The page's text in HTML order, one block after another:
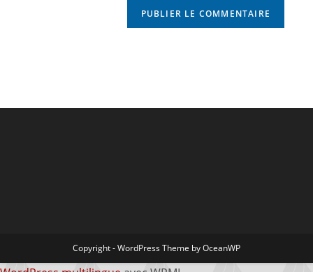
Copyright - WordPress Theme by OceanWP